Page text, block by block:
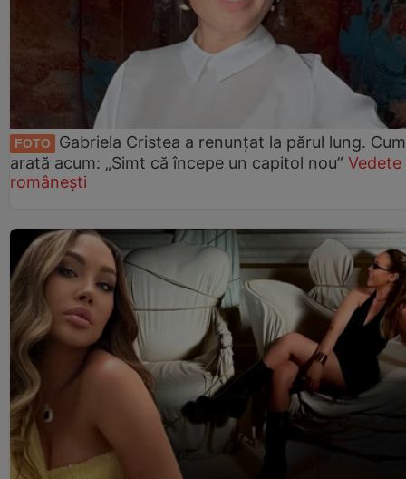
FOTO
Gabriela Cristea a renunțat la părul lung. Cum
arată acum: „Simt că începe un capitol nou” Vedete
românești